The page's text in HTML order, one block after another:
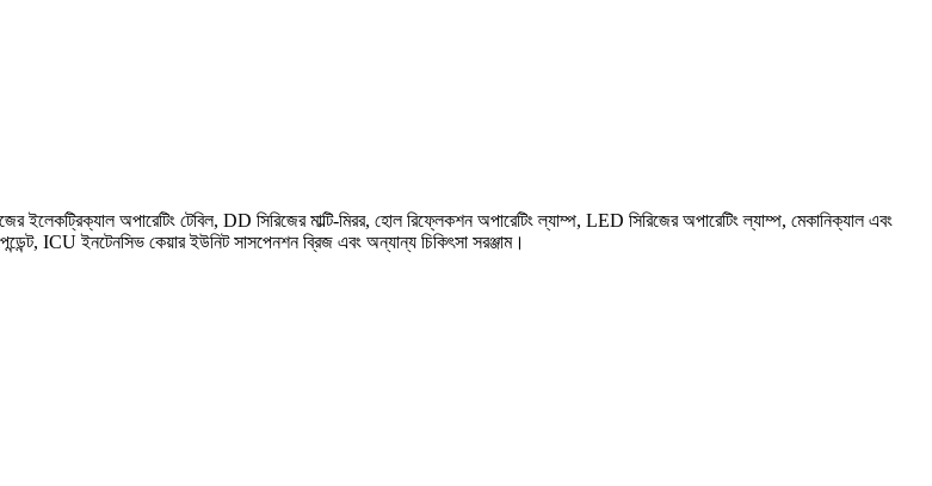
ইলেকট্রিক্যাল অপারেটিং টেবিল, DD সিরিজের মাল্টি-মিরর, হোল রিফ্লেকশন অপারেটিং ল্যাম্প, LED সিরিজের অপারেটিং ল্যাম্প, মেকানিক্যাল এবং
ICU ইনটেনসিভ কেয়ার ইউনিট সাসপেনশন ব্রিজ এবং অন্যান্য চিকিৎসা সরঞ্জাম।